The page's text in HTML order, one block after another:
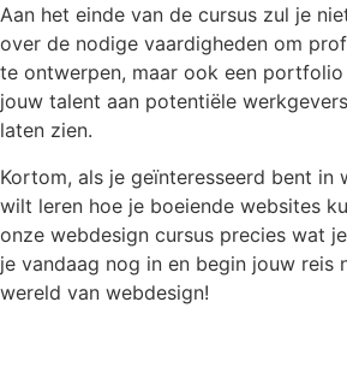
Aan het einde van de cursus zul je
over de nodige vaardigheden om
te ontwerpen, maar ook een
jouw talent aan potentiële
laten zien.
Kortom, als je geïnteresseerd bent in
wilt leren hoe je boeiende websites
onze webdesign cursus precies wat
je vandaag nog in en begin jouw reis
wereld van webdesign!